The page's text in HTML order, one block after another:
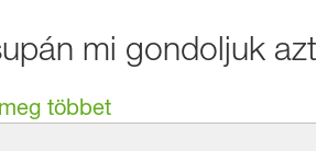
mi gondoljuk
többet